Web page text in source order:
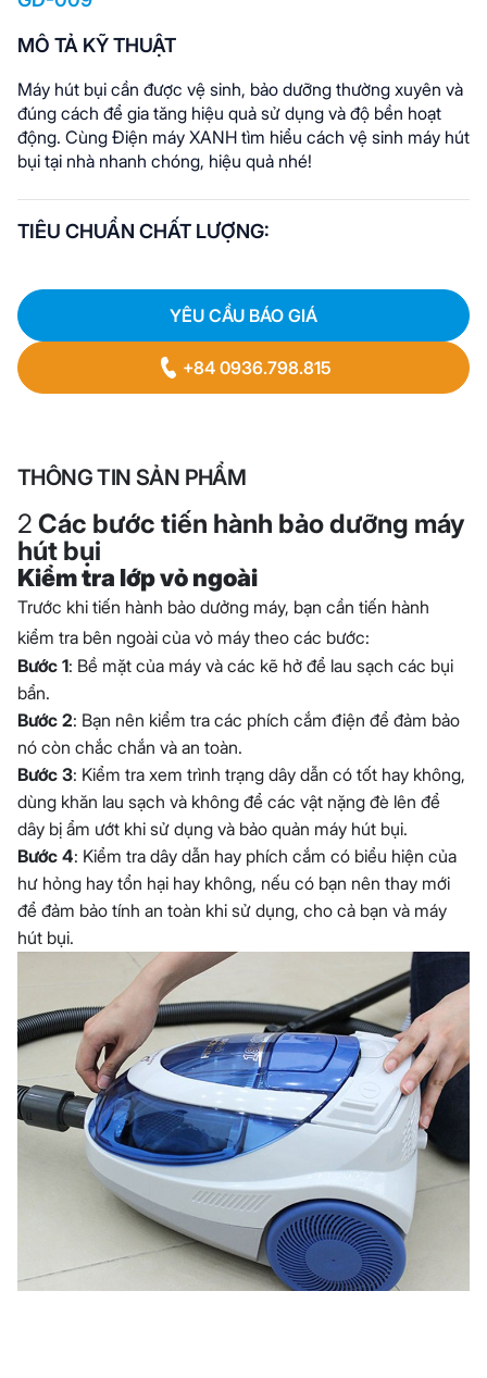
MÔ TẢ KỸ THUẬT
Máy hút bụi cần được vệ sinh, bảo dưỡng thường xuyên và
đúng cách để gia tăng hiệu quả sử dụng và độ bền hoạt
động. Cùng Điện máy XANH tìm hiểu cách vệ sinh máy hút
bụi tại nhà nhanh chóng, hiệu quả nhé!
TIÊU CHUẨN CHẤT LƯỢNG:
YÊU CẦU BÁO GIÁ
+84 0936.798.815
THÔNG TIN SẢN PHẨM
2 Các bước tiến hành bảo dưỡng máy
hút bụi
Kiểm tra lớp vỏ ngoài
Trước khi tiến hành bảo dưởng máy, bạn cần tiến hành
kiểm tra bên ngoài của vỏ máy theo các bước:
Bước 1: Bề mặt của máy và các kẽ hở để lau sạch các bụi
bẩn.
Bước 2: Bạn nên kiểm tra các phích cắm điện để đảm bảo
nó còn chắc chắn và an toàn.
Bước 3: Kiểm tra xem trình trạng dây dẫn có tốt hay không,
dùng khăn lau sạch và không để các vật nặng đè lên để
dây bị ẩm ướt khi sử dụng và bảo quản máy hút bụi.
Bước 4: Kiểm tra dây dẫn hay phích cắm có biểu hiện của
hư hỏng hay tổn hại hay không, nếu có bạn nên thay mới
để đảm bảo tính an toàn khi sử dụng, cho cả bạn và máy
hút bụi.